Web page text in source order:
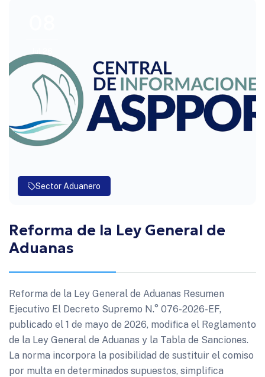
Sector Aduanero
Reforma de la Ley General de
Aduanas
Reforma de la Ley General de Aduanas Resumen
Ejecutivo El Decreto Supremo N.° 076-2026-EF,
publicado el 1 de mayo de 2026, modifica el Reglamento
de la Ley General de Aduanas y la Tabla de Sanciones.
La norma incorpora la posibilidad de sustituir el comiso
por multa en determinados supuestos, simplifica